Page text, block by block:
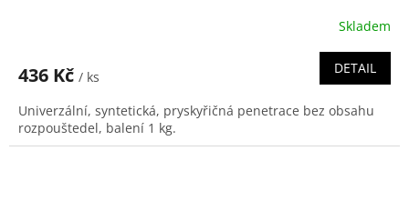
Skladem
436 Kč / ks
DETAIL
Univerzální, syntetická, pryskyřičná penetrace bez obsahu
rozpouštedel, balení 1 kg.